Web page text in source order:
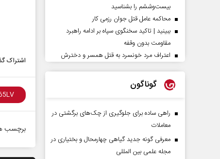
اشتراک
برچسب
بیست‌وششم را بشناسید
محاکمه عامل قتل جوان رزمی کار
ببینید | تاکید سخنگوی سپاه بر ادامه راهبرد
مقاومت بدون وقفه
اعتراف مرد خونسرد به قتل همسر و دخترش
گوناگون
راهی ساده برای جلوگیری از چک‌های برگشتی در
معاملات
معرفی گونه جدید گیاهی چهارمحال و بختیاری در
مجله علمی بین المللی